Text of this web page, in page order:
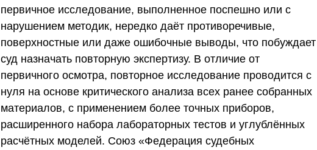
первичное исследование, выполненное поспешно или с
нарушением методик, нередко даёт противоречивые,
поверхностные или даже ошибочные выводы, что побуждает
суд назначать повторную экспертизу. В отличие от
первичного осмотра, повторное исследование проводится с
нуля на основе критического анализа всех ранее собранных
материалов, с применением более точных приборов,
расширенного набора лабораторных тестов и углублённых
расчётных моделей. Союз «Федерация судебных